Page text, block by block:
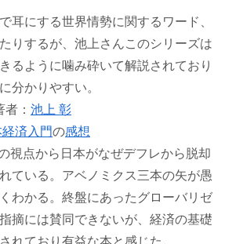
耳にする世界情勢に関するワード、
りするが、池上さんこのシリーズは
るように噛み砕いて解説されており
分かりやすい。
： 池上 彰
済入門の感想
視点から日本がなぜデフレから脱却
ている。アベノミクス三本の矢が愚
わかる。終盤にあったグローバリゼ
摘には賛同できないが、経済の基礎